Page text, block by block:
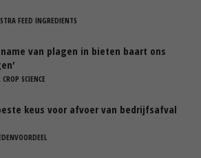
FEED INGREDIENTS
van plagen in bieten baart ons
CROP SCIENCE
keus voor afvoer van bedrijfsafval